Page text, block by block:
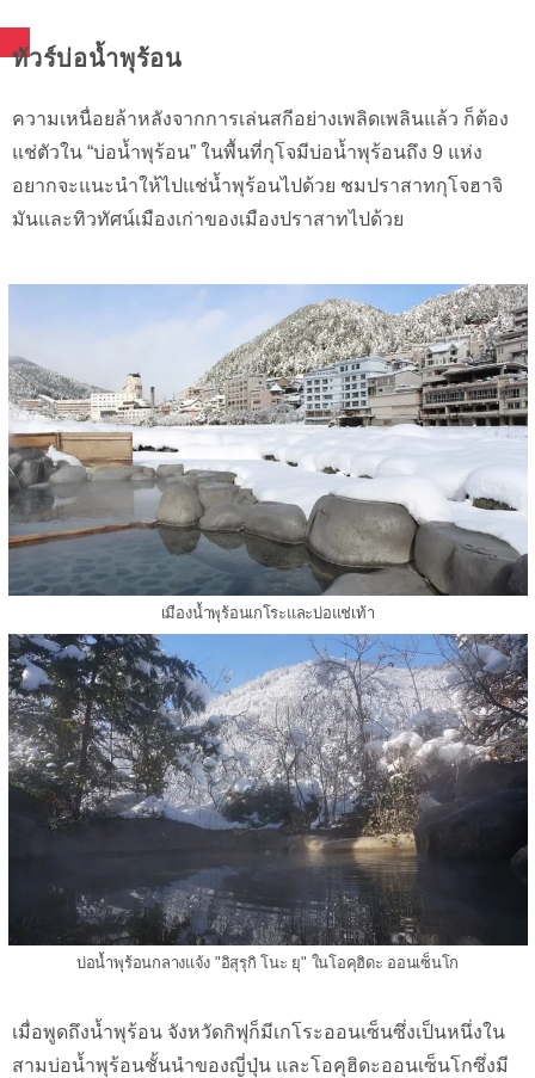
ทัวร์บ่อน้ำพุร้อน
ความเหนื่อยล้าหลังจากการเล่นสกีอย่างเพลิดเพลินแล้ว ก็ต้อง
แช่ตัวใน “บ่อน้ำพุร้อน” ในพื้นที่กุโจมีบ่อน้ำพุร้อนถึง 9 แห่ง
อยากจะแนะนำให้ไปแช่น้ำพุร้อนไปด้วย ชมปราสาทกุโจฮาจิ
มันและทิวทัศน์เมืองเก่าของเมืองปราสาทไปด้วย
เมืองน้ำพุร้อนเกโระและบ่อแช่เท้า
บ่อน้ำพุร้อนกลางแจ้ง "อิสุรุกิ โนะ ยุ" ในโอคุฮิดะ ออนเซ็นโก
เมื่อพูดถึงน้ำพุร้อน จังหวัดกิฟุก็มีเกโระออนเซ็นซึ่งเป็นหนึ่งใน
สามบ่อน้ำพุร้อนชั้นนำของญี่ปุ่น และโอคุฮิดะออนเซ็นโกซึ่งมี